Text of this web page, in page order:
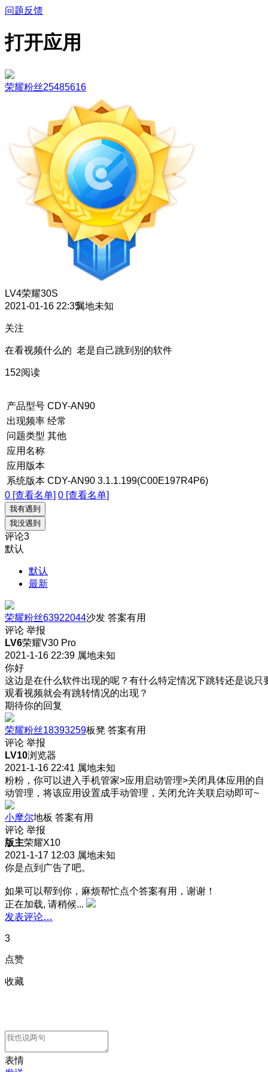
问题反馈
打开应用
荣耀粉丝25485616
LV4荣耀30S
2021-01-16 22:35属地未知
关注
在看视频什么的 老是自己跳到别的软件
152阅读
产品型号 CDY-AN90
出现频率 经常
问题类型 其他
应用名称
应用版本
系统版本 CDY-AN90 3.1.1.199(C00E197R4P6)
0 [查看名单] 0 [查看名单]
我有遇到
我没遇到
评论3
默认
默认
最新
荣耀粉丝63922044沙发 答案有用
评论 举报
LV6荣耀V30 Pro
2021-1-16 22:39 属地未知
你好
这边是在什么软件出现的呢？有什么特定情况下跳转还是说只
观看视频就会有跳转情况的出现？
期待你的回复
荣耀粉丝18393259板凳 答案有用
评论 举报
LV10浏览器
2021-1-16 22:41 属地未知
粉粉，你可以进入手机管家>应用启动管理>关闭具体应用的自
动管理，将该应用设置成手动管理，关闭允许关联启动即可~
小摩尔地板 答案有用
评论 举报
版主荣耀X10
2021-1-17 12:03 属地未知
你是点到广告了吧。
如果可以帮到你，麻烦帮忙点个答案有用，谢谢！
正在加载, 请稍候...
发表评论…
3
点赞
收藏
表情